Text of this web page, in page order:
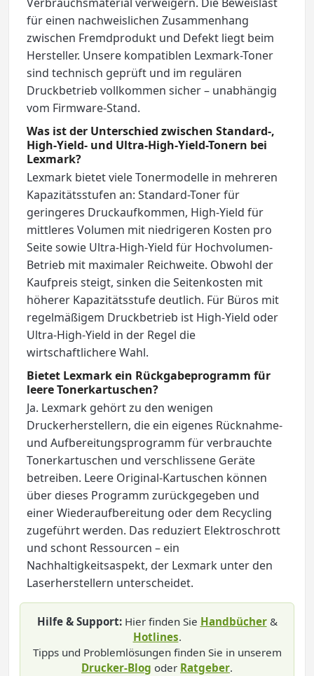
für einen nachweislichen Zusammenhang
zwischen Fremdprodukt und Defekt liegt beim
Hersteller. Unsere kompatiblen Lexmark-Toner
sind technisch geprüft und im regulären
Druckbetrieb vollkommen sicher – unabhängig
vom Firmware-Stand.
Was ist der Unterschied zwischen Standard-,
High-Yield- und Ultra-High-Yield-Tonern bei
Lexmark?
Lexmark bietet viele Tonermodelle in mehreren
Kapazitätsstufen an: Standard-Toner für
geringeres Druckaufkommen, High-Yield für
mittleres Volumen mit niedrigeren Kosten pro
Seite sowie Ultra-High-Yield für Hochvolumen-
Betrieb mit maximaler Reichweite. Obwohl der
Kaufpreis steigt, sinken die Seitenkosten mit
höherer Kapazitätsstufe deutlich. Für Büros mit
regelmäßigem Druckbetrieb ist High-Yield oder
Ultra-High-Yield in der Regel die
wirtschaftlichere Wahl.
Bietet Lexmark ein Rückgabeprogramm für
leere Tonerkartuschen?
Ja. Lexmark gehört zu den wenigen
Druckerherstellern, die ein eigenes Rücknahme-
und Aufbereitungsprogramm für verbrauchte
Tonerkartuschen und verschlissene Geräte
betreiben. Leere Original-Kartuschen können
über dieses Programm zurückgegeben und
einer Wiederaufbereitung oder dem Recycling
zugeführt werden. Das reduziert Elektroschrott
und schont Ressourcen – ein
Nachhaltigkeitsaspekt, der Lexmark unter den
Laserherstellern unterscheidet.
Hilfe & Support:Hier finden Sie Handbücher&
Hotlines.
Tipps und Problemlösungen finden Sie in unserem
Drucker-Blog oder Ratgeber.